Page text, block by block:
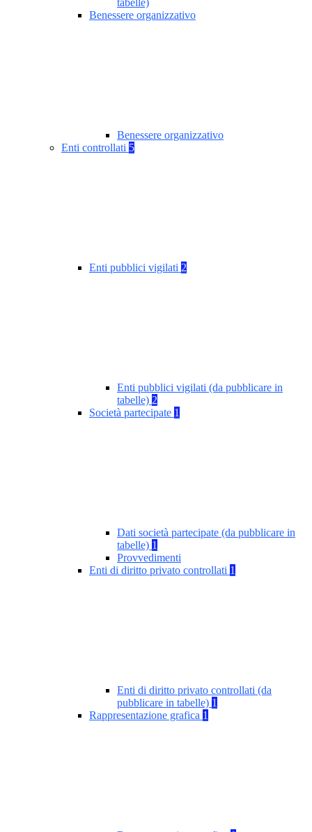
tabelle)
Benessere organizzativo
Benessere organizzativo
Enti controllati 5
Enti pubblici vigilati 2
Enti pubblici vigilati (da pubblicare in
tabelle) 2
Società partecipate 1
Dati società partecipate (da pubblicare in
tabelle) 1
Provvedimenti
Enti di diritto privato controllati 1
Enti di diritto privato controllati (da
pubblicare in tabelle) 1
Rappresentazione grafica 1